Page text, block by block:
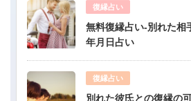
復縁占い
無料復縁占い-別れた相
年月日占い
復縁占い
別れた彼氏との復縁の